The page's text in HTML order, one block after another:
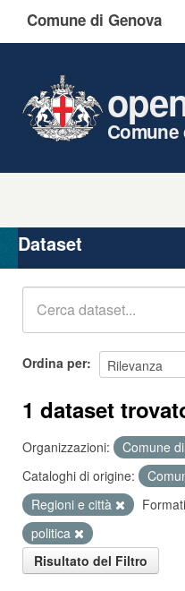
Comune di Genova
Comune
Organizzazioni
Gruppi
Dataset
Ordina per
1 dataset
Organizzazioni:
Comune
Cataloghi di origine:
Regioni e città
politica
Risultato del Filtro